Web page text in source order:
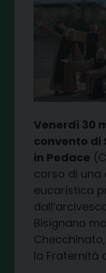
Venerdì 30
convento di
in Pedace
corso di una
eucaristica
Bisignano
la Fraternità